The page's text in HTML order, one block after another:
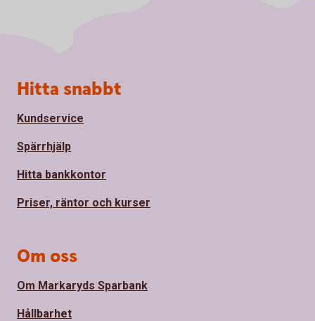
Sidfot
Hitta snabbt
Kundservice
Spärrhjälp
Hitta bankkontor
Priser, räntor och kurser
Om oss
Om Markaryds Sparbank
Hållbarhet